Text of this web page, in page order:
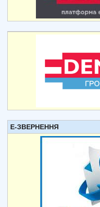
Е-ЗВЕРНЕННЯ